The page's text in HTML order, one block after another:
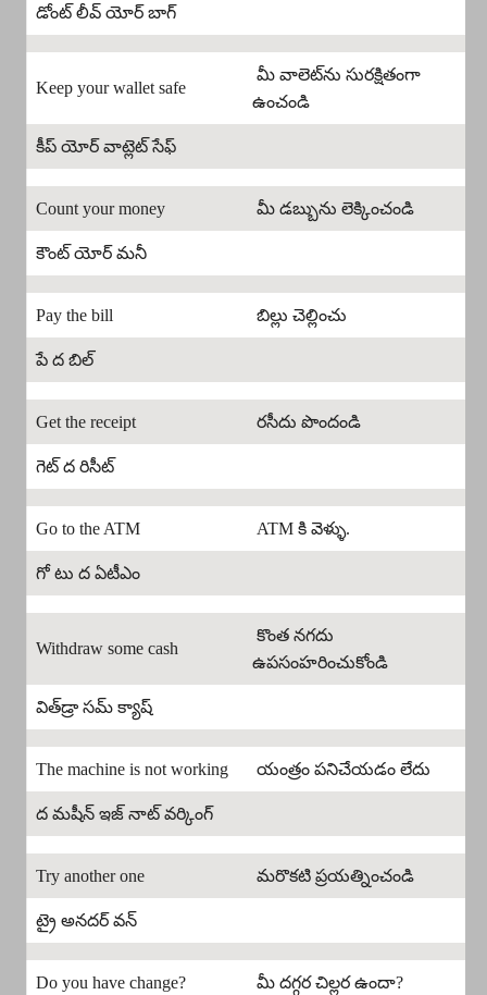
డోంట్ లీవ్ యోర్ బాగ్
Keep your wallet safe
మీ వాలెట్‌ను సురక్షితంగా
ఉంచండి
కీప్ యోర్ వాట్లెట్ సేఫ్
Count your money మీ డబ్బును లెక్కించండి
కౌంట్ యోర్ మనీ
Pay the bill బిల్లు చెల్లించు
పే ద బిల్
Get the receipt రసీదు పొందండి
గెట్ ద రిసీట్
Go to the ATM ATM కి వెళ్ళు.
గో టు ద ఏటీఎం
Withdraw some cash
కొంత నగదు
ఉపసంహరించుకోండి
విత్‌డ్రా సమ్ క్యాష్
The machine is not working యంత్రం పనిచేయడం లేదు
ద మషీన్ ఇజ్ నాట్ వర్కింగ్
Try another one మరొకటి ప్రయత్నించండి
ట్రై అనదర్ వన్
Do you have change? మీ దగ్గర చిల్లర ఉందా?